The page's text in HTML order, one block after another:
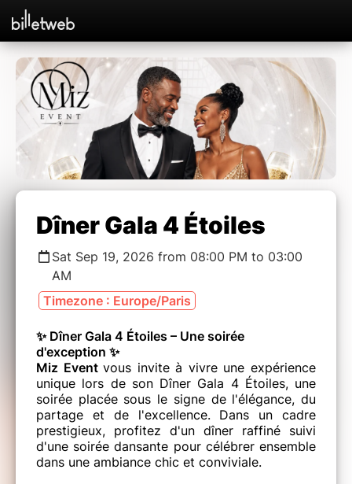
Dîner Gala 4 Étoiles
Sat Sep 19, 2026 from 08:00 PM to 03:00
AM
Timezone : Europe/Paris
✨ Dîner Gala 4 Étoiles – Une soirée
d'exception ✨
Miz Eventvous invite à vivre une expérience
unique lors de son Dîner Gala 4 Étoiles, une
soirée placée sous le signe de l'élégance, du
partage et de l'excellence. Dans un cadre
prestigieux, profitez d'un dîner raffiné suivi
d'une soirée dansante pour célébrer ensemble
dans une ambiance chic et conviviale.